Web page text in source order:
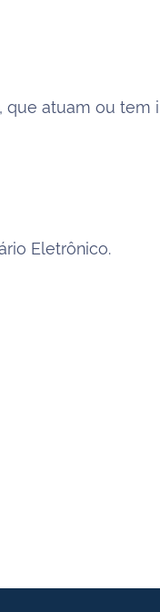
que atuam ou
Eletrônico.